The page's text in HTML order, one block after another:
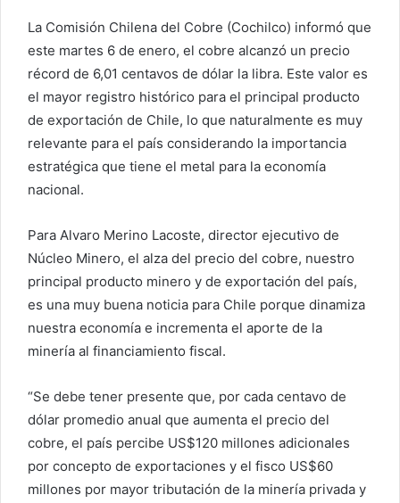
La Comisión Chilena del Cobre (Cochilco) informó que
este martes 6 de enero, el cobre alcanzó un precio
récord de 6,01 centavos de dólar la libra. Este valor es
el mayor registro histórico para el principal producto
de exportación de Chile, lo que naturalmente es muy
relevante para el país considerando la importancia
estratégica que tiene el metal para la economía
nacional.
Para Alvaro Merino Lacoste, director ejecutivo de
Núcleo Minero, el alza del precio del cobre, nuestro
principal producto minero y de exportación del país,
es una muy buena noticia para Chile porque dinamiza
nuestra economía e incrementa el aporte de la
minería al financiamiento fiscal.
“Se debe tener presente que, por cada centavo de
dólar promedio anual que aumenta el precio del
cobre, el país percibe US$120 millones adicionales
por concepto de exportaciones y el fisco US$60
millones por mayor tributación de la minería privada y